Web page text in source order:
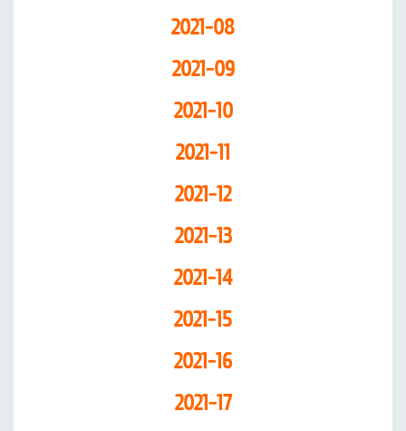
2021-08
2021-09
2021-10
2021-11
2021-12
2021-13
2021-14
2021-15
2021-16
2021-17